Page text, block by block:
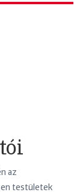
az
testületek